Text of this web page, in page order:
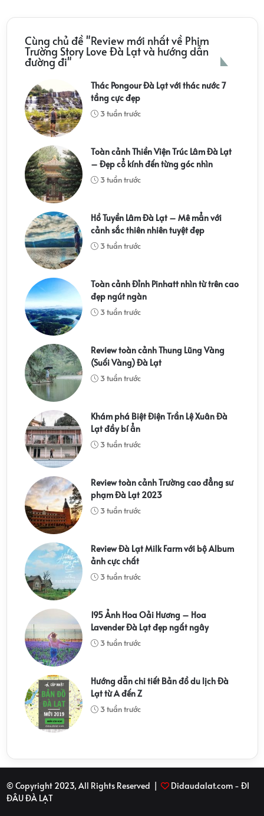
Cùng chủ đề "Review mới nhất về Phim
Trường Story Love Đà Lạt và hướng dẫn
đường đi"
Thác Pongour Đà Lạt với thác nước 7
tầng cực đẹp
3 tuần trước
Toàn cảnh Thiền Viện Trúc Lâm Đà Lạt
– Đẹp cổ kính đến từng góc nhìn
3 tuần trước
Hồ Tuyền Lâm Đà Lạt – Mê mẩn với
cảnh sắc thiên nhiên tuyệt đẹp
3 tuần trước
Toàn cảnh Đỉnh Pinhatt nhìn từ trên cao
đẹp ngút ngàn
3 tuần trước
Review toàn cảnh Thung Lũng Vàng
(Suối Vàng) Đà Lạt
3 tuần trước
Khám phá Biệt Điện Trần Lệ Xuân Đà
Lạt đầy bí ẩn
3 tuần trước
Review toàn cảnh Trường cao đẳng sư
phạm Đà Lạt 2023
3 tuần trước
Review Đà Lạt Milk Farm với bộ Album
ảnh cực chất
3 tuần trước
195 Ảnh Hoa Oải Hương – Hoa
Lavender Đà Lạt đẹp ngất ngây
3 tuần trước
Hướng dẫn chi tiết Bản đồ du lịch Đà
Lạt từ A đến Z
3 tuần trước
© Copyright 2023, All Rights Reserved |
Didaudalat.com - ĐI
ĐÂU ĐÀ LẠT